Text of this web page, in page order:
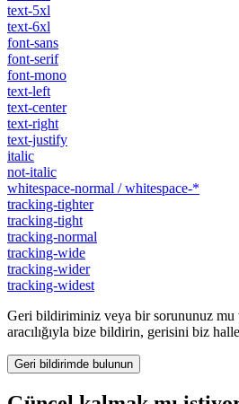
text-5xl
text-6xl
font-sans
font-serif
font-mono
text-left
text-center
text-right
text-justify
italic
not-italic
whitespace-normal / whitespace-*
tracking-tighter
tracking-tight
tracking-normal
tracking-wide
tracking-wider
tracking-widest
Geri bildiriminiz veya bir sorununuz mu
aracılığıyla bize bildirin, gerisini biz
Geri bildirimde bulunun